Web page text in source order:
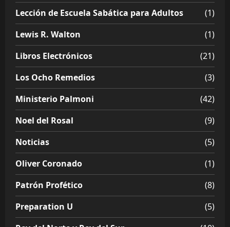
Lección de Escuela Sabática para Adultos
(1)
Lewis R. Walton
(1)
Libros Electrónicos
(21)
Los Ocho Remedios
(3)
Ministerio Palmoni
(42)
Noel del Rosal
(9)
Noticias
(5)
Oliver Coronado
(1)
Patrón Profético
(8)
Preparation U
(5)